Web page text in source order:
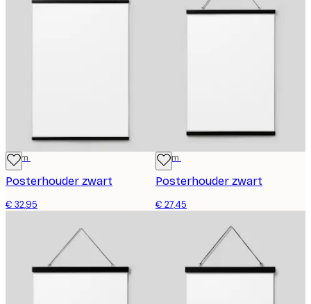
71 cm
Posterhouder zwart
€ 32,95
51 cm
Posterhouder zwart
€ 27,45